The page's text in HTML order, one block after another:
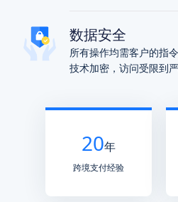
数据安全
所有操作均需客户的指
技术加密，访问受限到严
20年
跨境支付经验